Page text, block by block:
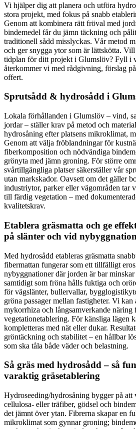
Vi hjälper dig att planera och utföra
stora projekt, med fokus på snabb
Genom att kombinera rätt fröval med
bindemedel får du jämn täckning och
traditionell sådd misslyckas. Vår metod
och ger snygga ytor som är lättskötta.
tidplan för ditt projekt i Glumslöv? Fyll i
återkommer vi med rådgivning, förslag
offert.
Sprutsådd & hydrosådd i
Lokala förhållanden i Glumslöv – vind,
jordar – ställer krav på metod och
hydrosåning efter platsens mikroklimat,
Genom att välja fröblandningar för
fiberkomposition och nödvändiga
grönyta med jämn groning. För större
svårtillgängliga platser säkerställer vår
utan markskador. Oavsett om det gäller
industriytor, parker eller vägområden tar
till färdig vegetation – med
kvalitetskrav.
Etablera gräsmatta och ge
på slänter och vid nybyggnation
Med hydrosådd etableras gräsmatta
fibermattan fungerar som ett tillfälligt
nybyggnationer där jorden är bar
samtidigt som fröna hålls fuktiga och
för vägslänter, bullervallar,
gröna passager mellan fastigheter. Vi
mykorrhiza och långsamverkande näring
vegetationetablering. För känsliga lägen
kompletteras med nät eller dukar.
gröntäckning och stabilitet – en hållbar
som ska tåla både väder och belastning.
Så gräs med hydrosådd – så
varaktig gräsetablering
Hydroseeding/hydrosåning bygger på att
cellulosa- eller träfiber, gödsel och
det jämnt över ytan. Fibrerna skapar en
mikroklimat som gynnar groning;